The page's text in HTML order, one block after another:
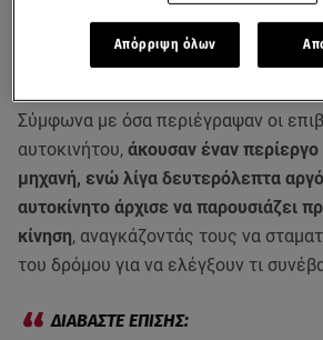
Ναύπακτο, όταν συνειδητοποίησε ότι
αυτοκινήτου δυσκολευόταν να
εν κινήσει.
Σύμφωνα με όσα περιέγραψαν οι
αυτοκινήτου, άκουσαν έναν
μηχανή, ενώ λίγα δευτερόλεπτα
αυτοκίνητο άρχισε να παρουσιάζει
κίνηση, αναγκάζοντάς τους να
του δρόμου για να ελέγξουν τι
Απόρριψη όλων